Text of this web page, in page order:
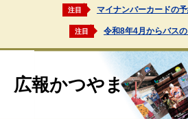
注目 マイナンバーカードの
注目 令和8年4月からバス
広報かつやま